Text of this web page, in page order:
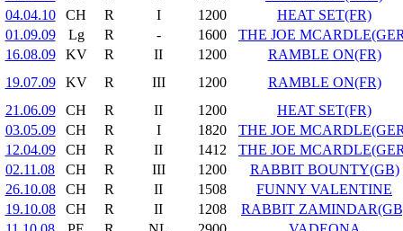
04.04.10
CH R I 1200
HEAT SET(FR)
01.09.09
Lg R - 1600
THE JOE
16.08.09
KV R II 1200
RAMBLE ON(FR)
19.07.09
KV R III 1200
RAMBLE ON(FR)
21.06.09
CH R II 1200
HEAT SET(FR)
03.05.09
CH R I 1820
THE JOE
12.04.09
CH R II 1412
THE JOE
02.11.08
CH R III 1200
RABBIT BOUNTY(GB)
26.10.08
CH R II 1508
FUNNY VALENTINE
19.10.08
CH R II 1208
RABBIT